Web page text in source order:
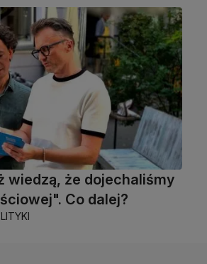
wiedzą, że dojechaliśmy
Co dalej?